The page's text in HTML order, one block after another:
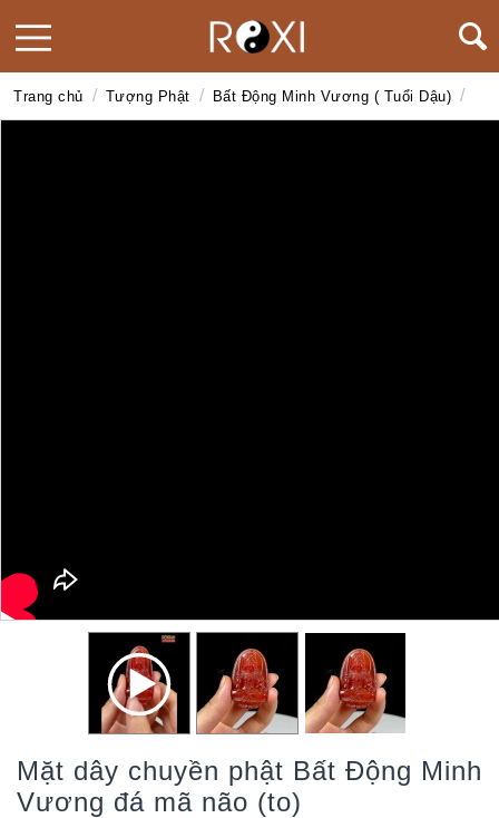
Trang chủ / Tượng Phật / Bất Động Minh Vương ( Tuổi Dậu) /
Mặt dây chuyền phật Bất Động Minh
Vương đá mã não (to)